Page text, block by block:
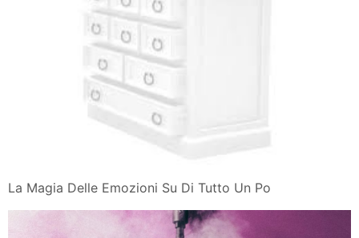
La Magia Delle Emozioni Su Di Tutto Un Po